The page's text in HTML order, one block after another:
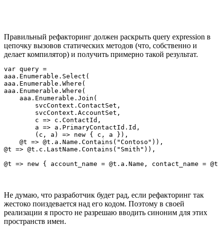
Правильный рефакторинг должен раскрыть query expression в
цепочку вызовов статических методов (что, собственно и
делает компилятор) и получить примерно такой результат.
var query =
aaa.Enumerable.Select(
aaa.Enumerable.Where(
aaa.Enumerable.Where(
    aaa.Enumerable.Join(
        svcContext.ContactSet,
        svcContext.AccountSet,
        c => c.ContactId,
        a => a.PrimaryContactId.Id,
        (c, a) => new { c, a }),
    @t => @t.a.Name.Contains("Contoso")),
@t => @t.c.LastName.Contains("Smith")),
@t => new { account_name = @t.a.Name, contact_name =
Не думаю, что разработчик будет рад, если рефакторинг так
жестоко поиздевается над его кодом. Поэтому в своей
реализации я просто не разрешаю вводить синоним для этих
пространств имен.